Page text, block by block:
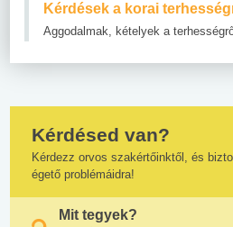
Kérdések a korai
Aggodalmak, kételyek a
Kérdésed van?
Kérdezz orvos szakértőinktől, és
égető problémáidra!
Mit tegyek?